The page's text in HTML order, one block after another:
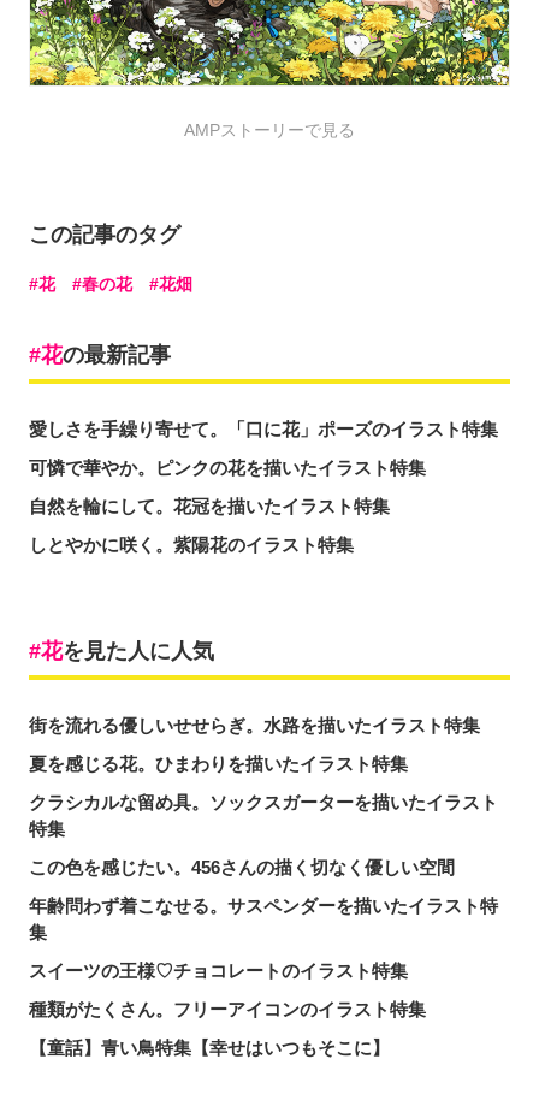
AMPストーリーで見る
この記事のタグ
花 春の花 花畑
花の最新記事
愛しさを手繰り寄せて。「口に花」ポーズのイラスト特集
可憐で華やか。ピンクの花を描いたイラスト特集
自然を輪にして。花冠を描いたイラスト特集
しとやかに咲く。紫陽花のイラスト特集
花を見た人に人気
街を流れる優しいせせらぎ。水路を描いたイラスト特集
夏を感じる花。ひまわりを描いたイラスト特集
クラシカルな留め具。ソックスガーターを描いたイラスト
特集
この色を感じたい。456さんの描く切なく優しい空間
年齢問わず着こなせる。サスペンダーを描いたイラスト特
集
スイーツの王様♡チョコレートのイラスト特集
種類がたくさん。フリーアイコンのイラスト特集
【童話】青い鳥特集【幸せはいつもそこに】